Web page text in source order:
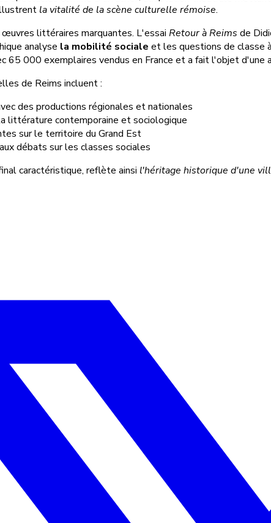
la vitalité de la scène culturelle rémoise.
littéraires marquantes. L'essai Retour à Reims de
analyse la mobilité sociale et les questions de classe
65 000 exemplaires vendus en France et a fait l'objet
de Reims incluent :
des productions régionales et nationales
littérature contemporaine et sociologique
sur le territoire du Grand Est
débats sur les classes sociales
caractéristique, reflète ainsi l'héritage historique d'une